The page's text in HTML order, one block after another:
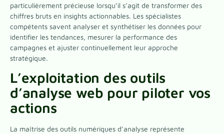
particulièrement précieuse lorsqu’il s’agit de transformer des
chiffres bruts en insights actionnables. Les spécialistes
compétents savent analyser et synthétiser les données pour
identifier les tendances, mesurer la performance des
campagnes et ajuster continuellement leur approche
stratégique.
L’exploitation des outils
d’analyse web pour piloter vos
actions
La maîtrise des outils numériques d’analyse représente